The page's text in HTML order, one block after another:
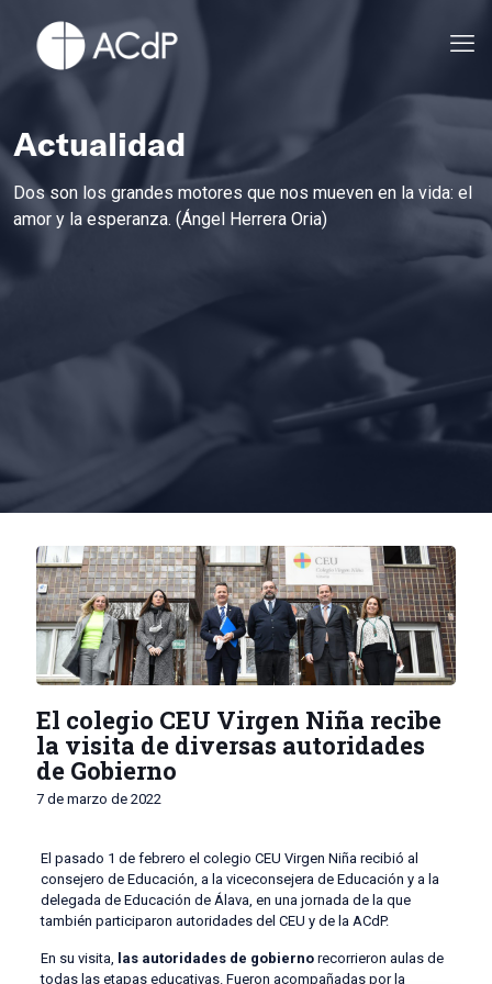
Actualidad
Dos son los grandes motores que nos mueven en la vida: el
amor y la esperanza. (Ángel Herrera Oria)
El colegio CEU Virgen Niña recibe
la visita de diversas autoridades
de Gobierno
7 de marzo de 2022
El pasado 1 de febrero el colegio CEU Virgen Niña recibió al
consejero de Educación, a la viceconsejera de Educación y a la
delegada de Educación de Álava, en una jornada de la que
también participaron autoridades del CEU y de la ACdP.
En su visita, las autoridades de gobiernorecorrieron aulas de
todas las etapas educativas. Fueron acompañadas por la